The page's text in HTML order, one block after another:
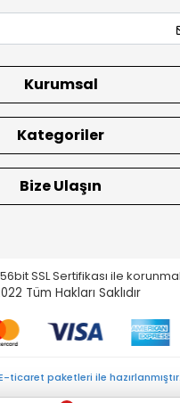
Kurumsal
Kategoriler
Bize Ulaşın
SSL Sertifikası ile
Tüm Hakları Saklıdır
ticaret paketleri ile hazırlanmıştır.